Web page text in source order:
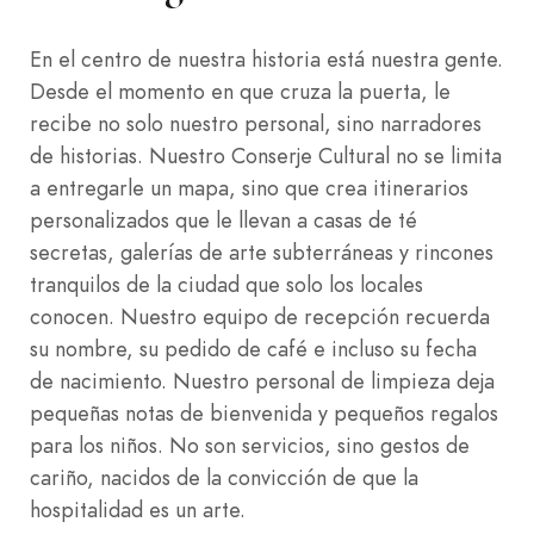
En el centro de nuestra historia está nuestra gente.
Desde el momento en que cruza la puerta, le
recibe no solo nuestro personal, sino narradores
de historias. Nuestro Conserje Cultural no se limita
a entregarle un mapa, sino que crea itinerarios
personalizados que le llevan a casas de té
secretas, galerías de arte subterráneas y rincones
tranquilos de la ciudad que solo los locales
conocen. Nuestro equipo de recepción recuerda
su nombre, su pedido de café e incluso su fecha
de nacimiento. Nuestro personal de limpieza deja
pequeñas notas de bienvenida y pequeños regalos
para los niños. No son servicios, sino gestos de
cariño, nacidos de la convicción de que la
hospitalidad es un arte.